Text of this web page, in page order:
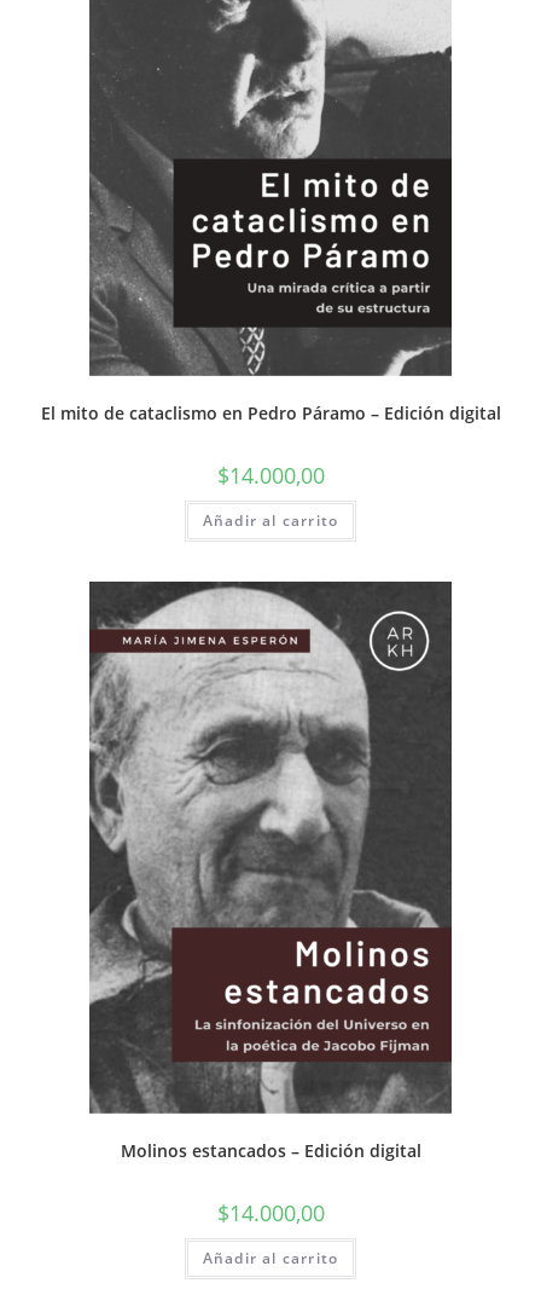
El mito de cataclismo en Pedro Páramo – Edición digital
$14.000,00
Añadir al carrito
Molinos estancados – Edición digital
$14.000,00
Añadir al carrito